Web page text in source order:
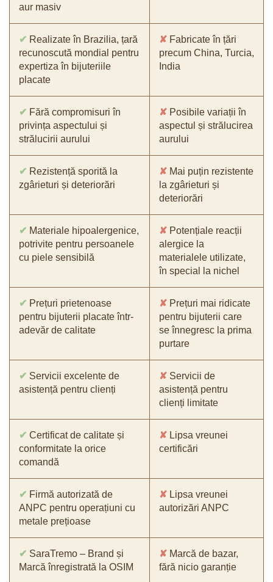
aur masiv
✔ Realizate în Brazilia, țară
recunoscută mondial pentru
expertiza în bijuteriile
placate
✘ Fabricate în țări
precum China, Turcia,
India
✔ Fără compromisuri în
privința aspectului și
strălucirii aurului
✘ Posibile variații în
aspectul și strălucirea
aurului
✔ Rezistență sporită la
zgârieturi și deteriorări
✘ Mai puțin rezistente
la zgârieturi și
deteriorări
✔ Materiale hipoalergenice,
potrivite pentru persoanele
cu piele sensibilă
✘ Potențiale reacții
alergice la
materialele utilizate,
în special la nichel
✔ Prețuri prietenoase
pentru bijuterii placate într-
adevăr de calitate
✘ Prețuri mai ridicate
pentru bijuterii care
se înnegresc la prima
purtare
✔ Servicii excelente de
asistență pentru clienți
✘ Servicii de
asistență pentru
clienți limitate
✔ Certificat de calitate și
conformitate la orice
comandă
✘ Lipsa vreunei
certificări
✔ Firmă autorizată de
ANPC pentru operațiuni cu
metale prețioase
✘ Lipsa vreunei
autorizări ANPC
✔ SaraTremo – Brand și
Marcă înregistrată la OSIM
✘ Marcă de bazar,
fără nicio garanție